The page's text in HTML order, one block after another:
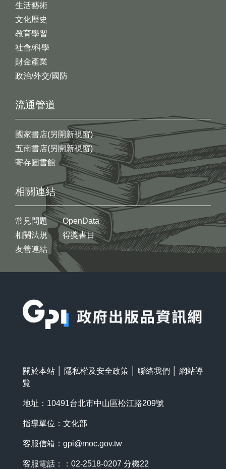
生活藝術
文化歷史
教育學習
社會/科學
財金產業
政治/外交/國防
流通管道
國家書店(另開新視窗)
五南書店(另開新視窗)
寄存圖書館
相關連結
常見問題
相關法規
友善連結
OpenData
得獎書目
關於本站 隱私權及安全政策 聯絡我們
網站導
覽
地址：10491台北市中山區松江路209號
指導單位：文化部
客服信箱： gpi@moc.gov.tw
客服電話：：02-2518-0207 分機22